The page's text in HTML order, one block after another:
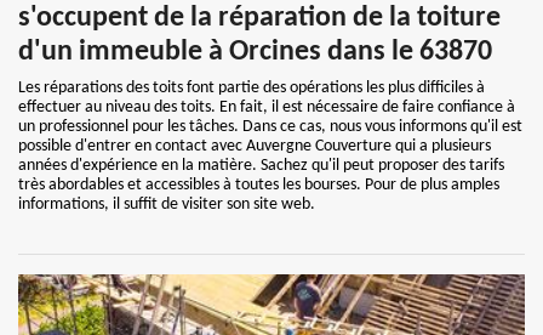
s'occupent de la réparation de la toiture
d'un immeuble à Orcines dans le 63870
Les réparations des toits font partie des opérations les plus difficiles à
effectuer au niveau des toits. En fait, il est nécessaire de faire confiance à
un professionnel pour les tâches. Dans ce cas, nous vous informons qu'il est
possible d'entrer en contact avec Auvergne Couverture qui a plusieurs
années d'expérience en la matière. Sachez qu'il peut proposer des tarifs
très abordables et accessibles à toutes les bourses. Pour de plus amples
informations, il suffit de visiter son site web.